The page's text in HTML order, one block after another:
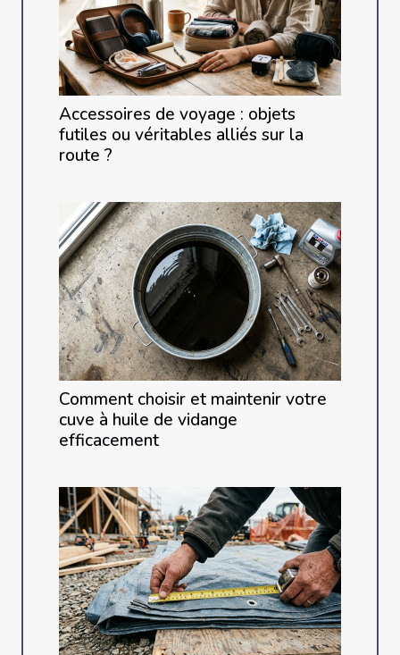
Accessoires de voyage : objets
futiles ou véritables alliés sur la
route ?
Comment choisir et maintenir votre
cuve à huile de vidange
efficacement